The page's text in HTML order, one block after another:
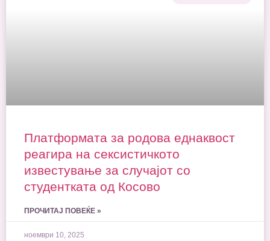
Платформата за родова еднаквост
реагира на сексистичкото
известување за случајот со
студентката од Косово
ПРОЧИТАЈ ПОВЕЌЕ »
ноември 10, 2025